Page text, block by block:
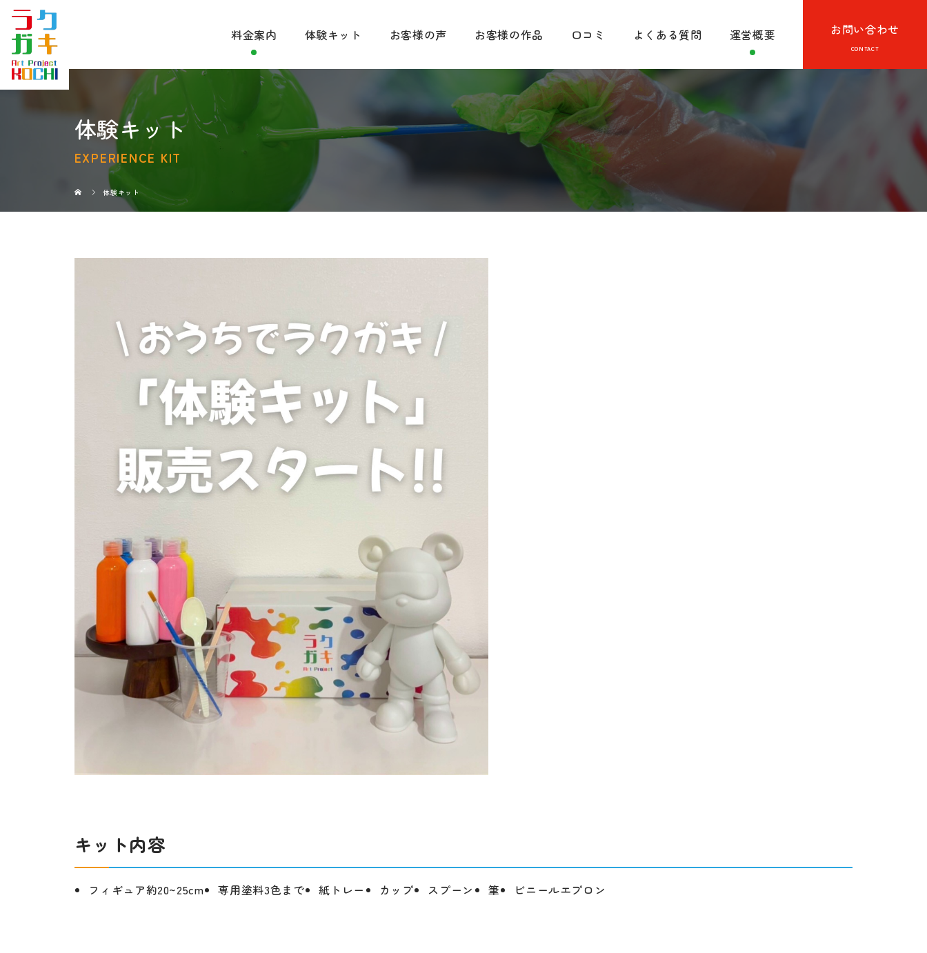
料金案内 体験キット お客様の声 お客様の作品 口コミ よくある質問 運営概要 お問い合わせ
体験キット
EXPERIENCE KIT
体験キット
キット内容
フィギュア約20~25cm 専用塗料3色まで 紙トレー カップ スプーン 筆 ビニールエプロン